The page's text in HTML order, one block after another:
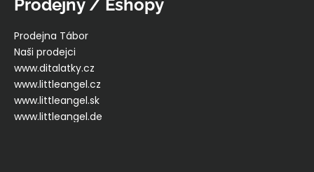
Prodejny / Eshopy
Prodejna Tábor
Naši prodejci
www.ditalatky.cz
www.littleangel.cz
www.littleangel.sk
www.littleangel.de